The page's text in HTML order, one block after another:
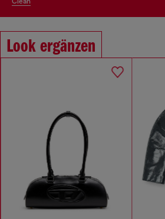
Look ergänzen